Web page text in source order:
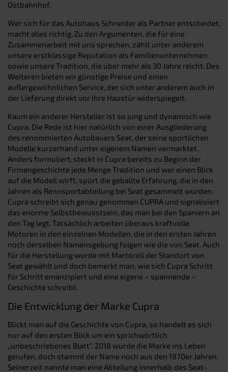
Ostbahnhof.
Wer sich für das Autohaus Schneider als Partner entscheidet,
macht alles richtig. Zu den Argumenten, die für eine
Zusammenarbeit mit uns sprechen, zählt unter anderem
unsere erstklassige Reputation als Familienunternehmen
sowie unsere Tradition, die über mehr als 30 Jahre reicht. Des
Weiteren bieten wir günstige Preise und einen
außergewöhnlichen Service, der sich unter anderem auch in
der Lieferung direkt vor Ihre Haustür widerspiegelt.
Kaum ein anderer Hersteller ist so jung und dynamisch wie
Cupra. Die Rede ist hier natürlich von einer Ausgliederung
des renommierten Autobauers Seat, der seine sportlichen
Modelle kurzerhand unter eigenem Namen vermarktet.
Anders formuliert, steckt in Cupra bereits zu Beginn der
Firmengeschichte jede Menge Tradition und wer einen Blick
auf die Modell wirft, spürt die geballte Erfahrung, die in den
Jahren als Rennsportabteilung bei Seat gesammelt wurden.
Cupra schreibt sich genau genommen CUPRA und signalisiert
das enorme Selbstbewusstsein, das man bei den Spaniern an
den Tag legt. Tatsächlich arbeiten überaus kraftvolle
Motoren in den einzelnen Modellen, die in den ersten Jahren
noch derselben Namensgebung folgen wie die von Seat. Auch
für die Herstellung wurde mit Martorell der Standort von
Seat gewählt und doch bemerkt man, wie sich Cupra Schritt
für Schritt emanzipiert und eine eigene – spannende –
Geschichte schreibt.
Die Entwicklung der Marke Cupra
Blickt man auf die Geschichte von Cupra, so handelt es sich
nur auf den ersten Blick um ein sprichwörtlich
„unbeschriebenes Blatt“. 2018 wurde die Marke ins Leben
gerufen, doch stammt der Name noch aus den 1970er Jahren.
Seinerzeit nannte man eine Abteilung innerhalb des Seat-